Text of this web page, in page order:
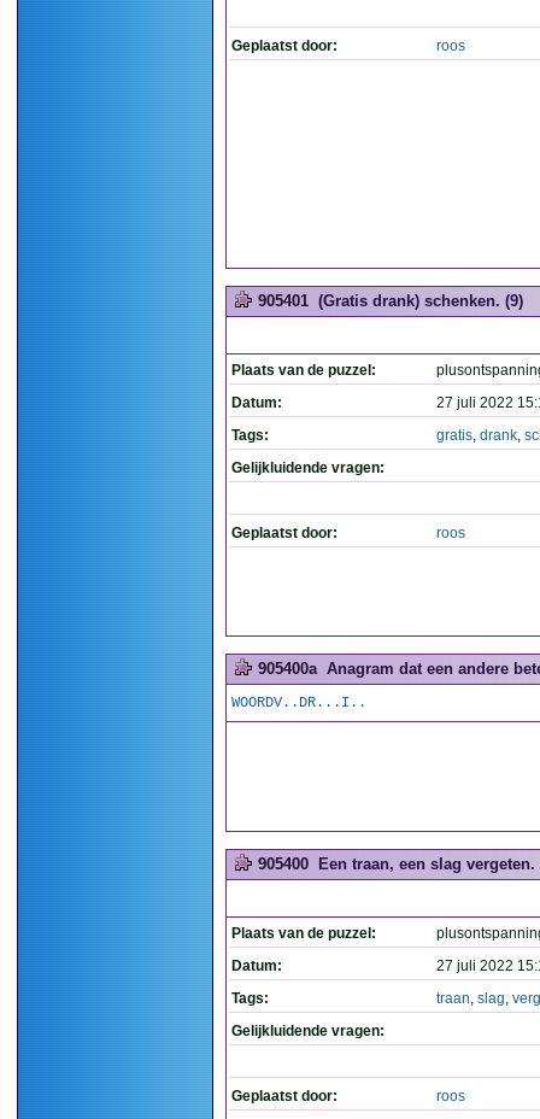
Geplaatst door: roos
905401 (Gratis drank) schenken. (9)
Plaats van de puzzel:
Datum:
27 juli 2022
Tags:
gratis, drank,
Gelijkluidende vragen:
Geplaatst door: roos
905400a Anagram dat een andere
WOORDV..DR...I..
905400 Een traan, een slag vergeten.
Plaats van de puzzel:
Datum:
27 juli 2022
Tags:
traan, slag,
Gelijkluidende vragen:
Geplaatst door: roos